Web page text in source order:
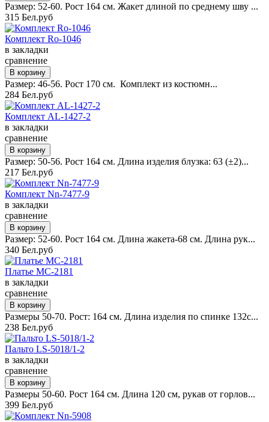
Размер: 52-60. Рост 164 см. Жакет длиной по среднему шву ...
315 Бел.руб
Комплект Ro-1046
в закладки
сравнение
Размер: 46-56. Рост 170 см. Комплект из костюмн...
284 Бел.руб
Комплект AL-1427-2
в закладки
сравнение
Размер: 50-56. Рост 164 см. Длина изделия блузка: 63 (±2)...
217 Бел.руб
Комплект Nn-7477-9
в закладки
сравнение
Размер: 52-60. Рост 164 см. Длина жакета-68 см. Длина рук...
340 Бел.руб
Платье MC-2181
в закладки
сравнение
Размеры 50-70. Рост: 164 см. Длина изделия по спинке 132с...
238 Бел.руб
Пальто LS-5018/1-2
в закладки
сравнение
Размеры 50-60. Рост 164 см. Длина 120 см, рукав от горлов...
399 Бел.руб